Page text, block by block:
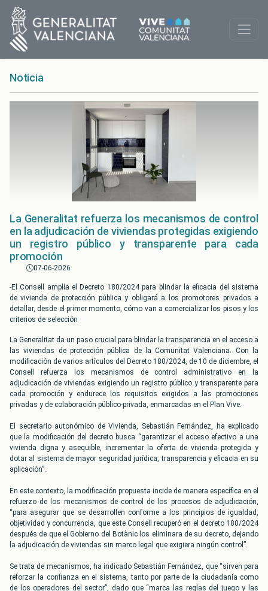
Noticia
La Generalitat refuerza los mecanismos de control
en la adjudicación de viviendas protegidas exigiendo
un registro público y transparente para cada
promoción
07-06-2026
-El Consell amplía el Decreto 180/2024 para blindar la eficacia del sistema
de vivienda de protección pública y obligará a los promotores privados a
detallar, desde el primer momento, cómo van a comercializar los pisos y los
criterios de selección
La Generalitat da un paso crucial para blindar la transparencia en el acceso a
las viviendas de protección pública de la Comunitat Valenciana. Con la
modificación de varios artículos del Decreto 180/2024, de 10 de diciembre, el
Consell refuerza los mecanismos de control administrativo en la
adjudicación de viviendas exigiendo un registro público y transparente para
cada promoción y endurece los requisitos exigidos a las promociones
privadas y de colaboración público-privada, enmarcadas en el Plan Vive.
El secretario autonómico de Vivienda, Sebastián Fernández, ha explicado
que la modificación del decreto busca “garantizar el acceso efectivo a una
vivienda digna y asequible, incrementar la oferta de vivienda protegida y
dotar al sistema de mayor seguridad jurídica, transparencia y eficacia en su
aplicación”.
En este contexto, la modificación propuesta incide de manera específica en el
refuerzo de los mecanismos de control de los procesos de adjudicación,
“para asegurar que se desarrollen conforme a los principios de igualdad,
objetividad y concurrencia, que este Consell recuperó en el decreto 180/2024
después de que el Gobierno del Botànic los eliminara de su decreto, dejando
la adjudicación de viviendas sin marco legal que exigiera ningún control”.
Se trata de mecanismos, ha indicado Sebastián Fernández, que “sirven para
reforzar la confianza en el sistema, tanto por parte de la ciudadanía como
de los operadores del sector”, dado que “marca las reglas del juego y las